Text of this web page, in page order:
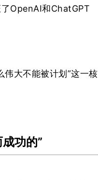
了OpenAI和ChatGPT
伟大不能被计划”这一核
功的”